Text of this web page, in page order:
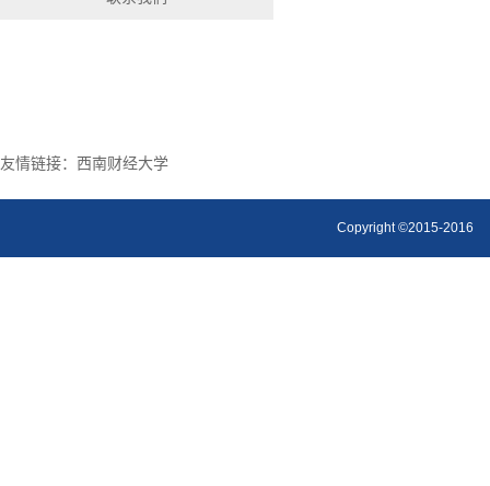
友情链接： 西南财经大学
Copyright ©2015-2016